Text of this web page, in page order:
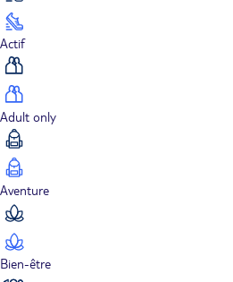
Actif
Adult only
Aventure
Bien-être